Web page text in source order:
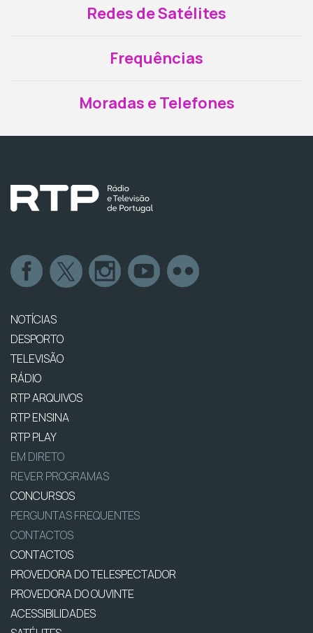
Redes de Satélites
Frequências
Moradas e Telefones
NOTÍCIAS
DESPORTO
TELEVISÃO
RÁDIO
RTP ARQUIVOS
RTP ENSINA
RTP PLAY
EM DIRETO
REVER PROGRAMAS
CONCURSOS
PERGUNTAS FREQUENTES
CONTACTOS
CONTACTOS
PROVEDORA DO TELESPECTADOR
PROVEDORA DO OUVINTE
ACESSIBILIDADES